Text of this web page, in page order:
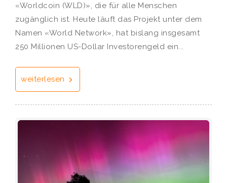
«Worldcoin (WLD)», die für alle Menschen
zugänglich ist. Heute läuft das Projekt unter dem
Namen «World Network», hat bislang insgesamt
250 Millionen US-Dollar Investorengeld ein...
weiterlesen